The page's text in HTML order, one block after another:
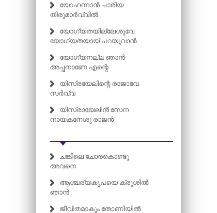
യോഹന്നാൻ ചാരിയ
തിരുമാർവ്വിൽ
യോഗ്യതയില്ലേശുവേ
യോഗ്യതയായ് പറയുവാൻ
യോഗ്യനല്ല ഞാൻ
അപ്പനാണേ എന്റെ
യിസ്രയേലിന്റെ രാജാവേ
സർവ്വ
യിസ്രായേലിൻ സേന
നായകനേശു രാജൻ
ചങ്കിലെ ചോരകൊണ്ടു
അവനെ
ആശ്ചര്യകൃപയെ ക്രൂശിൽ
ഞാൻ
ജീവിതമാകും തോണിയിൽ